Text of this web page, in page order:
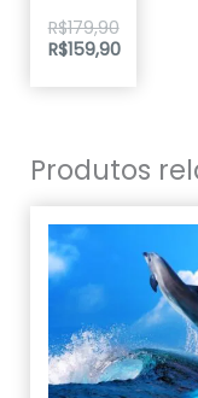
5.00
de 5
R$179,90
R$159,90
Produtos